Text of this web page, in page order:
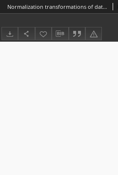
Normalization transformations of data in the procedureof statistical methods used in education research